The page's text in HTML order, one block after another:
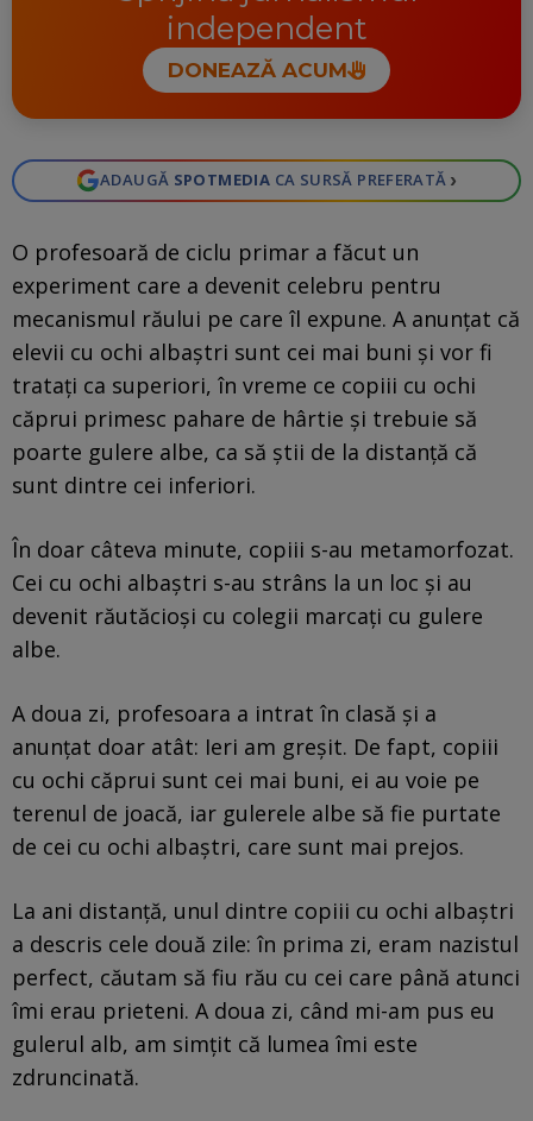
independent
DONEAZĂ ACUM
ADAUGĂ SPOTMEDIA CA SURSĂ PREFERATĂ ›
O profesoară de ciclu primar a făcut un
experiment care a devenit celebru pentru
mecanismul răului pe care îl expune. A anunțat că
elevii cu ochi albaștri sunt cei mai buni și vor fi
tratați ca superiori, în vreme ce copiii cu ochi
căprui primesc pahare de hârtie și trebuie să
poarte gulere albe, ca să știi de la distanță că
sunt dintre cei inferiori.
În doar câteva minute, copiii s-au metamorfozat.
Cei cu ochi albaștri s-au strâns la un loc și au
devenit răutăcioși cu colegii marcați cu gulere
albe.
A doua zi, profesoara a intrat în clasă și a
anunțat doar atât: Ieri am greșit. De fapt, copiii
cu ochi căprui sunt cei mai buni, ei au voie pe
terenul de joacă, iar gulerele albe să fie purtate
de cei cu ochi albaștri, care sunt mai prejos.
La ani distanță, unul dintre copiii cu ochi albaștri
a descris cele două zile: în prima zi, eram nazistul
perfect, căutam să fiu rău cu cei care până atunci
îmi erau prieteni. A doua zi, când mi-am pus eu
gulerul alb, am simțit că lumea îmi este
zdruncinată.